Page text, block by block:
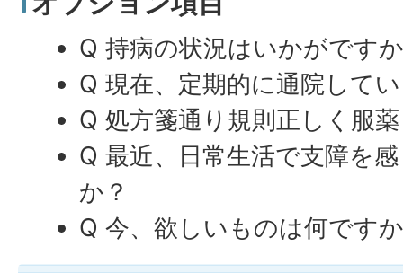
Q 持病の状況はいかがです
Q 現在、定期的に通院して
Q 処方箋通り規則正しく服
Q 最近、日常生活で支障を
か？
Q 今、欲しいものは何です